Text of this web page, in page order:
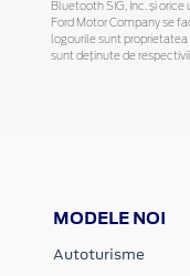
Bluetooth SIG, Inc. și
Ford Motor Company se
logourile sunt
sunt deținute de
MODELE NOI
Autoturisme